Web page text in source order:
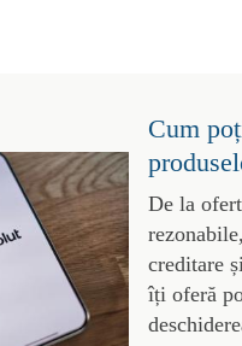
Cum
De la
creditare
îți oferă